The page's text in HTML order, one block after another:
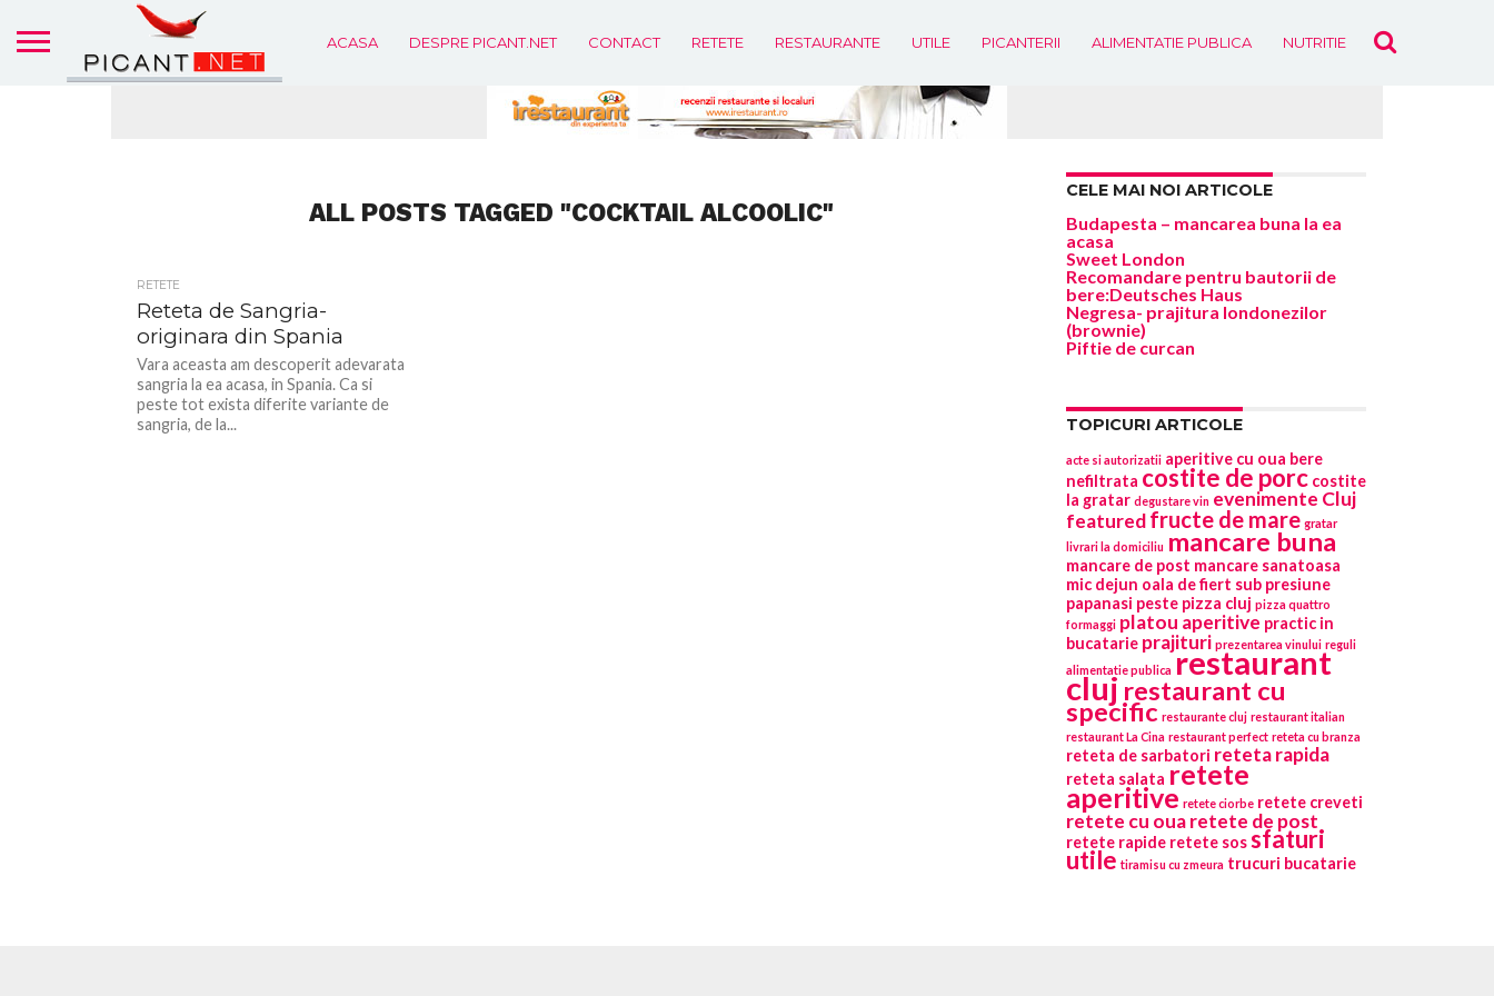
ACASA DESPRE PICANT.NET CONTACT RETETE RESTAURANTE UTILE PICANTERII ALIMENTATIE PUBLICA NUTRITIE EVENIMENTE
ALL POSTS TAGGED "COCKTAIL ALCOOLIC"
RETETE
Reteta de Sangria-
originara din Spania
Vara aceasta am descoperit adevarata
sangria la ea acasa, in Spania. Ca si
peste tot exista diferite variante de
sangria, de la...
CELE MAI NOI ARTICOLE
Budapesta – mancarea buna la ea
acasa
Sweet London
Recomandare pentru bautorii de
bere:Deutsches Haus
Negresa- prajitura londonezilor
(brownie)
Piftie de curcan
TOPICURI ARTICOLE
acte si autorizatii aperitive cu oua bere
nefiltrata costite de porc costite
la gratar degustare vin evenimente Cluj
featuredfructe de mare gratar
livrari la domiciliu mancare buna
mancare de post mancare sanatoasa
mic dejun oala de fiert sub presiune
papanasi peste pizza cluj pizza quattro
formaggi platou aperitive practic in
bucatarie prajituri prezentarea vinului reguli
alimentatie publica restaurant
clujrestaurant cu
specific restaurante cluj restaurant italian
restaurant La Cina restaurant perfect reteta cu branza
reteta de sarbatori reteta rapida
reteta salata retete
aperitive retete ciorbe retete creveti
retete cu ouaretete de post
retete rapide retete sossfaturi
utile tiramisu cu zmeura trucuri bucatarie